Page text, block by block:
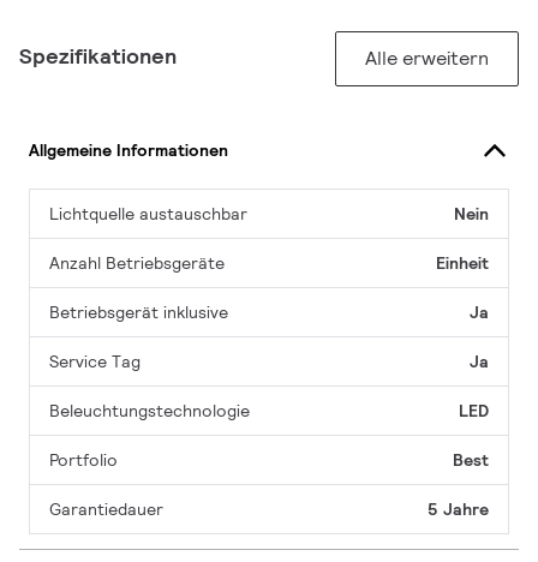
Spezifikationen Alle erweitern
Allgemeine Informationen
Lichtquelle austauschbar Nein
Anzahl Betriebsgeräte Einheit
Betriebsgerät inklusive Ja
Service Tag Ja
Beleuchtungstechnologie LED
Portfolio Best
Garantiedauer 5 Jahre